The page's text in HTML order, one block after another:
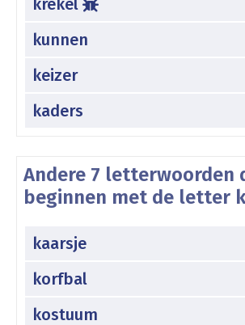
krekel
kunnen
keizer
kaders
Andere 7 letterwoorden
beginnen met de letter k
kaarsje
korfbal
kostuum